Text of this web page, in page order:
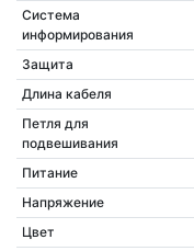
Система
информирования
Защита
Длина кабеля
Петля для
подвешивания
Питание
Напряжение
Цвет